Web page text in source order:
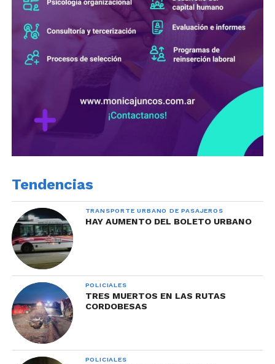
Tendencias
TRANSPORTE URBANO DE PASAJEROS
HAY AUMENTO DEL BOLETO URBANO
POLICIALES
TRES MUERTOS EN LAS RUTAS
CORDOBESAS
POLICIALES